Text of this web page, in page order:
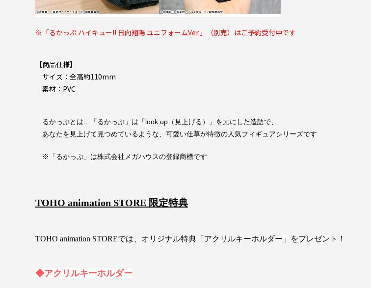
※「るかっぷ ハイキュー!! 日向翔陽 ユニフォームVer. 」（別売）はご予約受付中です
【商品仕様】
サイズ：全高約110mm
素材：PVC
るかっぷとは…「るかっぷ」は「look up（見上げる）」を元にした造語で、
あなたを見上げて見つめているような、可愛い仕草が特徴の人気フィギュアシリーズです
※「るかっぷ」は株式会社メガハウスの登録商標です
TOHO animation STORE 限定特典
TOHO animation STOREでは、オリジナル特典「アクリルキーホルダー」をプレゼント！
◆アクリルキーホルダー